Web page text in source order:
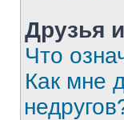
Друзья
Что
Как мне